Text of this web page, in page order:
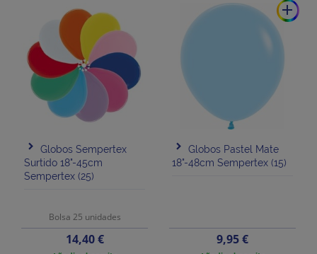
Globos Sempertex
Surtido 18"-45cm
Sempertex (25)
Bolsa 25 unidades
Precio
14,40 €
add
Globos Pastel Mate
18"-48cm Sempertex (15)
Precio
9,95 €